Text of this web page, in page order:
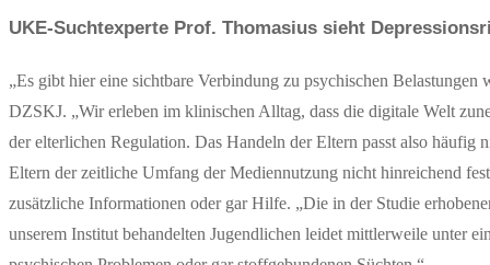
UKE-Suchtexperte Prof. Thomasius sieht
„Es gibt hier eine sichtbare Verbindung zu psychischen
DZSKJ. „Wir erleben im klinischen Alltag, dass die digitale Welt
der elterlichen Regulation. Das Handeln der Eltern passt also
Eltern der zeitliche Umfang der Mediennutzung nicht hinreichend
zusätzliche Informationen oder gar Hilfe. „Die in der Studie
unserem Institut behandelten Jugendlichen leidet mittlerweile unter